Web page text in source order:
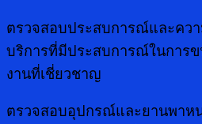
ตรวจสอบประสบการณ์และคว
บริการที่มีประสบการณ์ในการ
งานที่เชี่ยวชาญ
ตรวจสอบอุปกรณ์และยานพาห